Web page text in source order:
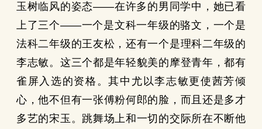
玉树临风的姿态——在许多的男同学中，她已看
上了三个——一个是文科一年级的骆文，一个是
法科二年级的王友松，还有一个是理科二年级的
李志敏。这三个都是年轻貌美的摩登青年，都有
雀屏入选的资格。其中尤以李志敏更使茜芳倾
心，他不但有一张傅粉何郎的脸，而且还是多才
多艺的宋玉。跳舞场上和一切的交际所在不断他